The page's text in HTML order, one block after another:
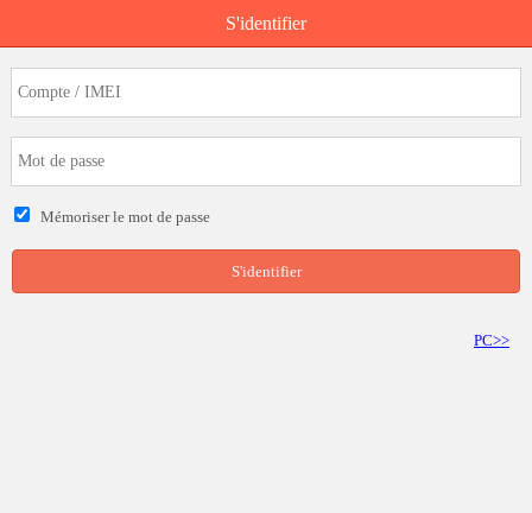
S'identifier
Mémoriser le mot de passe
S'identifier
PC>>